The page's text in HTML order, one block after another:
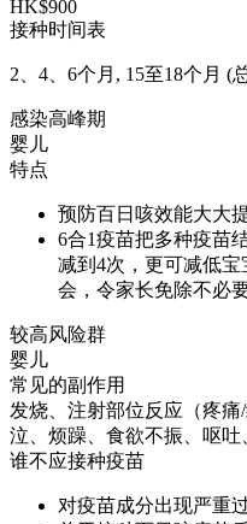
HK$900
接种时间表
2、4、6个月, 15至18个月 (
感染高峰期
婴儿
特点
预防百日咳效能大大
6合1疫苗把多种疫苗
减到4次，更可减低
会，令家长免除不必
较高风险群
婴儿
常见的副作用
发烧、注射部位反应（疼
泣、烦躁、食欲不振、呕吐
谁不应接种疫苗
对疫苗成分出现严重